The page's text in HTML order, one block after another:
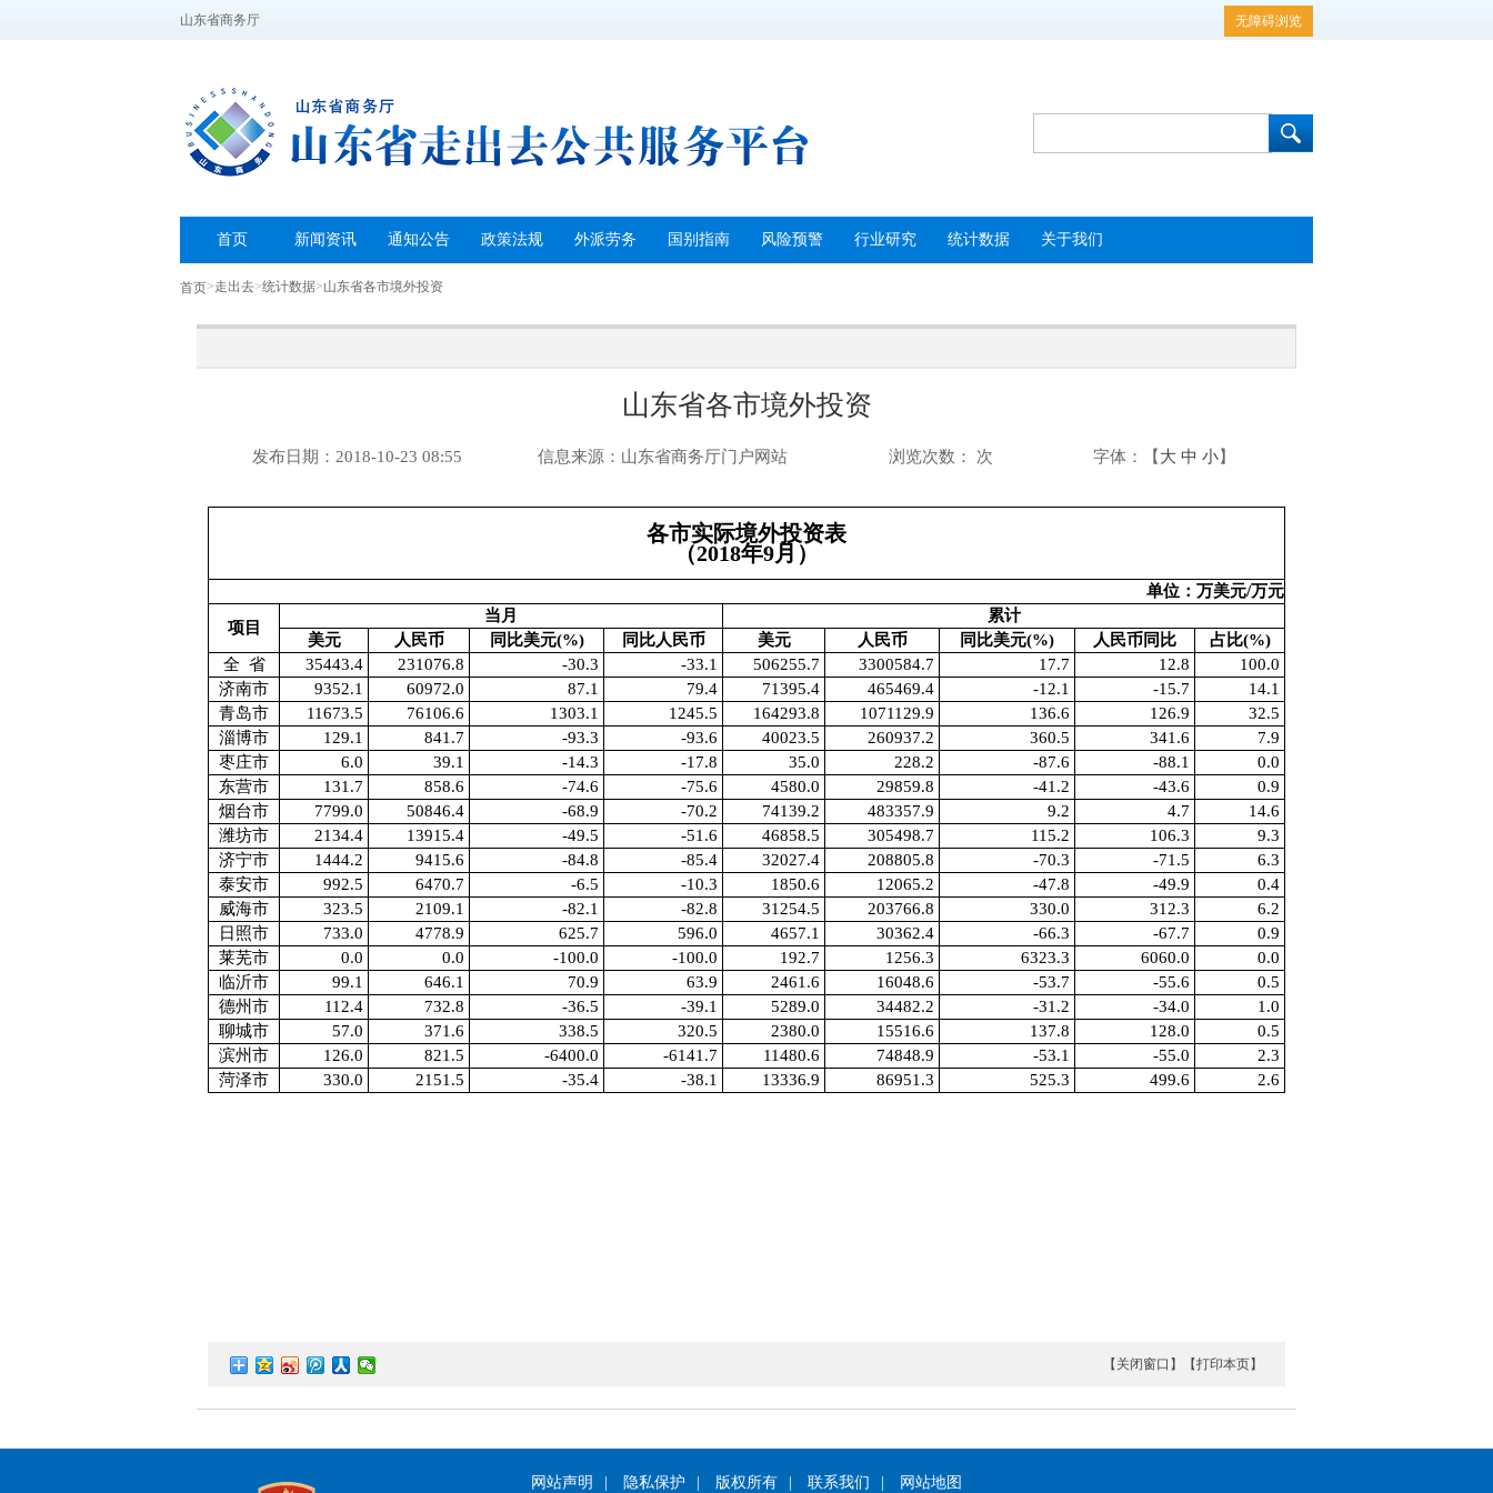
无障碍浏览
山东省商务厅
首页 新闻资讯 通知公告 政策法规 外派劳务 国别指南 风险预警 行业研究 统计数据 关于我们
首页>走出去>统计数据>山东省各市境外投资
山东省各市境外投资
发布日期：2018-10-23 08:55 信息来源：山东省商务厅门户网站 浏览次数 ： 次 字体：【 大 中 小】
各市实际境外投资表
（2018年9月）
单位：万美元/万元
项目
当月
累计
美元
人民币 同比美元(%) 同比人民币 美元 人民币 同比美元(%) 人民币同比
占比(%)
全 省
35443.4 231076.8 -30.3 -33.1 506255.7 3300584.7 17.7 12.8
100.0
济南市
9352.1 60972.0 87.1 79.4 71395.4 465469.4 -12.1 -15.7
14.1
青岛市
11673.5 76106.6 1303.1 1245.5 164293.8 1071129.9 136.6 126.9
32.5
淄博市
129.1 841.7 -93.3 -93.6 40023.5 260937.2 360.5 341.6
7.9
枣庄市
6.0 39.1 -14.3 -17.8 35.0 228.2 -87.6 -88.1
0.0
东营市
131.7 858.6 -74.6 -75.6 4580.0 29859.8 -41.2 -43.6
0.9
烟台市
7799.0 50846.4 -68.9 -70.2 74139.2 483357.9 9.2 4.7
14.6
潍坊市
2134.4 13915.4 -49.5 -51.6 46858.5 305498.7 115.2 106.3
9.3
济宁市
1444.2 9415.6 -84.8 -85.4 32027.4 208805.8 -70.3 -71.5
6.3
泰安市
992.5 6470.7 -6.5 -10.3 1850.6 12065.2 -47.8 -49.9
0.4
威海市
323.5 2109.1 -82.1 -82.8 31254.5 203766.8 330.0 312.3
6.2
日照市
733.0 4778.9 625.7 596.0 4657.1 30362.4 -66.3 -67.7
0.9
莱芜市
0.0 0.0 -100.0 -100.0 192.7 1256.3 6323.3 6060.0
0.0
临沂市
99.1 646.1 70.9 63.9 2461.6 16048.6 -53.7 -55.6
0.5
德州市
112.4 732.8 -36.5 -39.1 5289.0 34482.2 -31.2 -34.0
1.0
聊城市
57.0 371.6 338.5 320.5 2380.0 15516.6 137.8 128.0
0.5
滨州市
126.0 821.5 -6400.0 -6141.7 11480.6 74848.9 -53.1 -55.0
2.3
菏泽市
330.0 2151.5 -35.4 -38.1 13336.9 86951.3 525.3 499.6 2.6
【打印本页】
【关闭窗口】
网站声明 隐私保护 版权所有 联系我们 网站地图